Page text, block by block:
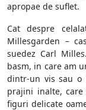
apropae de suflet.
Cat despre
Millesgarden –
suedez Carl
basm, in care am
dintr-un vis sau o
prajini inalte, care
figuri delicate